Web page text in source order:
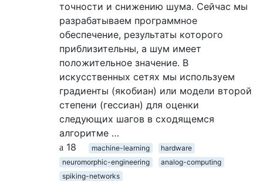
точности и снижению шума. Сейчас мы
разрабатываем программное
обеспечение, результаты которого
приблизительны, а шум имеет
положительное значение. В
искусственных сетях мы используем
градиенты (якобиан) или модели второй
степени (гессиан) для оценки
следующих шагов в сходящемся
алгоритме …
18
machine-learning
hardware
neuromorphic-engineering
analog-computing
spiking-networks